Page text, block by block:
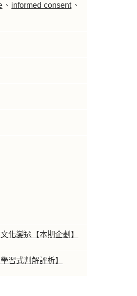
、 informed consent、
化變遷【本期企劃】
習式判解評析】